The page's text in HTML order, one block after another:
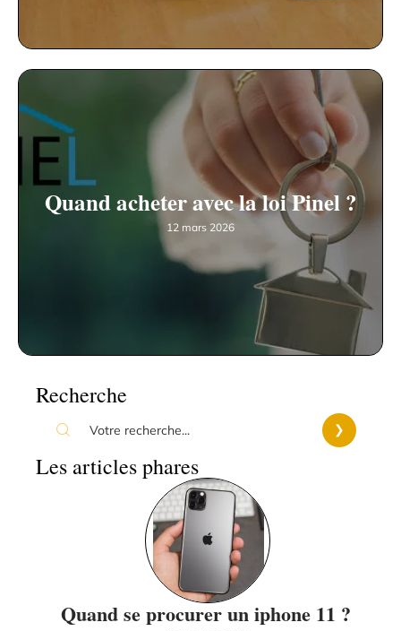
Quand acheter avec la loi Pinel ?
12 mars 2026
Recherche
Les articles phares
Quand se procurer un iphone 11 ?